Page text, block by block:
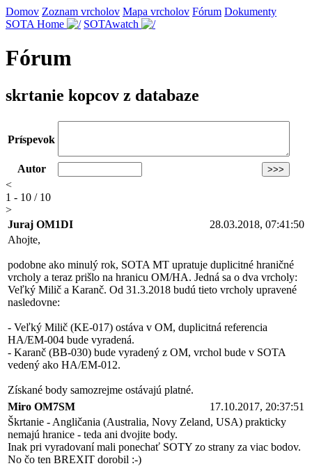
Domov Zoznam vrcholov Mapa vrcholov Fórum Dokumenty
SOTA Home
SOTAwatch
Fórum
skrtanie kopcov z databaze
Príspevok
Autor
<
1 - 10 / 10
>
Juraj OM1DI
28.03.2018, 07:41:50
Ahojte,
podobne ako minulý rok, SOTA MT upratuje duplicitné hraničné
vrcholy a teraz prišlo na hranicu OM/HA. Jedná sa o dva vrcholy:
Veľký Milič a Karanč. Od 31.3.2018 budú tieto vrcholy upravené
nasledovne:
- Veľký Milič (KE-017) ostáva v OM, duplicitná referencia
HA/EM-004 bude vyradená.
- Karanč (BB-030) bude vyradený z OM, vrchol bude v SOTA
vedený ako HA/EM-012.
Získané body samozrejme ostávajú platné.
Miro OM7SM
17.10.2017, 20:37:51
Škrtanie - Angličania (Australia, Novy Zeland, USA) prakticky
nemajú hranice - teda ani dvojite body.
Inak pri vyradovaní mali ponechať SOTY zo strany za viac bodov.
No čo ten BREXIT dorobil :-)